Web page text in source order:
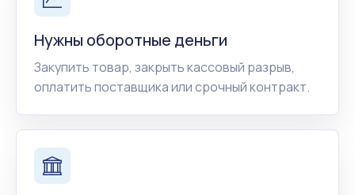
Нужны оборотные деньги
Закупить товар, закрыть кассовый разрыв,
оплатить поставщика или срочный контракт.